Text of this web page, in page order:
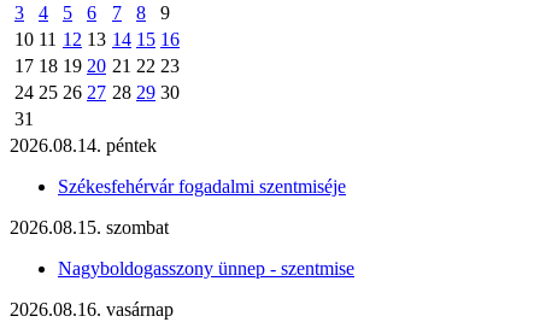
3
4 5 6 7 8
9
10 11 12 13 14 15 16
17 18 19 20 21 22 23
24 25 26 27 28 29 30
31
2026.08.14. péntek
Székesfehérvár fogadalmi szentmiséje
2026.08.15. szombat
Nagyboldogasszony ünnep - szentmise
2026.08.16. vasárnap